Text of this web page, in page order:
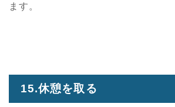
ます。
15.休憩を取る